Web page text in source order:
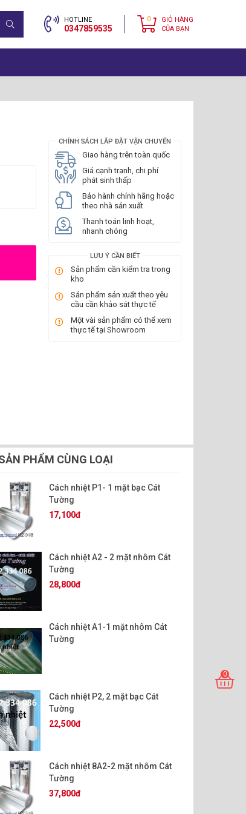
HOTLINE
0347859535
0
GIỎ HÀNG
CỦA BẠN
CHÍNH SÁCH LẮP ĐẶT VẬN CHUYỂN
Giao hàng trên toàn quốc
Giá cạnh tranh, chi phí
phát sinh thấp
Bảo hành chính hãng hoặc
theo nhà sản xuất
Thanh toán linh hoạt,
nhanh chóng
LƯU Ý CẦN BIẾT
Sản phẩm cần kiểm tra trong
kho
Sản phẩm sản xuất theo yêu
cầu cần khảo sát thực tế
Một vài sản phẩm có thể xem
thực tế tại Showroom
PHẨM CÙNG LOẠI
Cách nhiệt P1- 1 mặt bạc Cát
Tường
17,100đ
Cách nhiệt A2 - 2 mặt nhôm Cát
Tường
28,800đ
Cách nhiệt A1-1 mặt nhôm Cát
Tường
Cách nhiệt P2, 2 mặt bạc Cát
Tường
22,500đ
Cách nhiệt 8A2-2 mặt nhôm Cát
Tường
37,800đ
0